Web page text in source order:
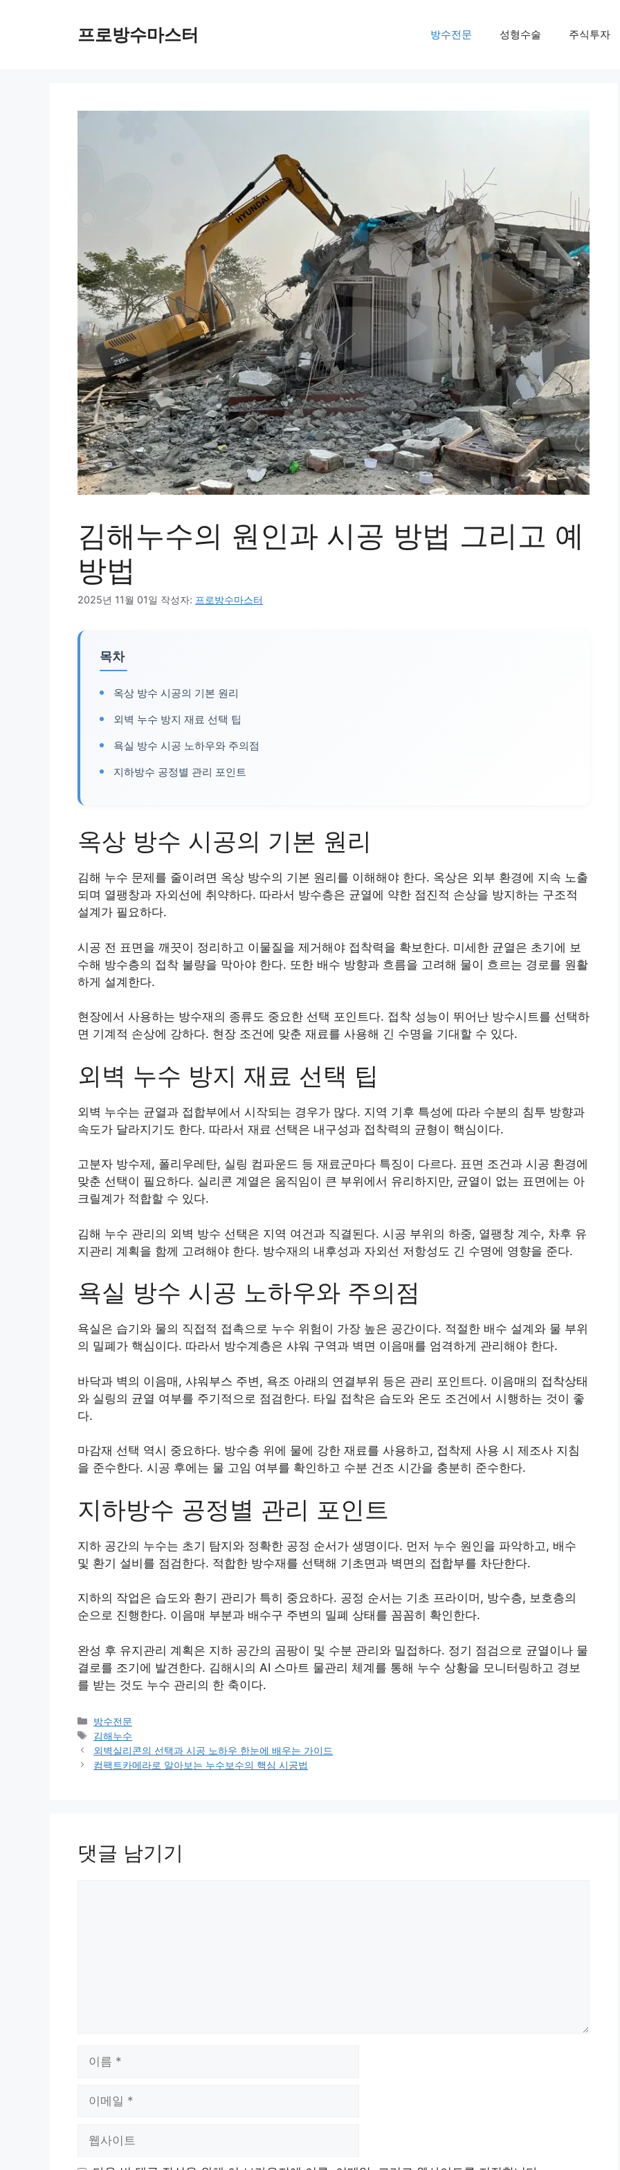
프로방수마스터 방수전문 성형수술 주식투자
김해누수의 원인과 시공 방법 그리고 예
방법
2025년 11월 01일 작성자: 프로방수마스터
목차
옥상 방수 시공의 기본 원리
외벽 누수 방지 재료 선택 팁
욕실 방수 시공 노하우와 주의점
지하방수 공정별 관리 포인트
옥상 방수 시공의 기본 원리
김해 누수 문제를 줄이려면 옥상 방수의 기본 원리를 이해해야 한다. 옥상은 외부 환경에 지속 노출
되며 열팽창과 자외선에 취약하다. 따라서 방수층은 균열에 약한 점진적 손상을 방지하는 구조적
설계가 필요하다.
시공 전 표면을 깨끗이 정리하고 이물질을 제거해야 접착력을 확보한다. 미세한 균열은 초기에 보
수해 방수층의 접착 불량을 막아야 한다. 또한 배수 방향과 흐름을 고려해 물이 흐르는 경로를 원활
하게 설계한다.
현장에서 사용하는 방수재의 종류도 중요한 선택 포인트다. 접착 성능이 뛰어난 방수시트를 선택하
면 기계적 손상에 강하다. 현장 조건에 맞춘 재료를 사용해 긴 수명을 기대할 수 있다.
외벽 누수 방지 재료 선택 팁
외벽 누수는 균열과 접합부에서 시작되는 경우가 많다. 지역 기후 특성에 따라 수분의 침투 방향과
속도가 달라지기도 한다. 따라서 재료 선택은 내구성과 접착력의 균형이 핵심이다.
고분자 방수제, 폴리우레탄, 실링 컴파운드 등 재료군마다 특징이 다르다. 표면 조건과 시공 환경에
맞춘 선택이 필요하다. 실리콘 계열은 움직임이 큰 부위에서 유리하지만, 균열이 없는 표면에는 아
크릴계가 적합할 수 있다.
김해 누수 관리의 외벽 방수 선택은 지역 여건과 직결된다. 시공 부위의 하중, 열팽창 계수, 차후 유
지관리 계획을 함께 고려해야 한다. 방수재의 내후성과 자외선 저항성도 긴 수명에 영향을 준다.
욕실 방수 시공 노하우와 주의점
욕실은 습기와 물의 직접적 접촉으로 누수 위험이 가장 높은 공간이다. 적절한 배수 설계와 물 부위
의 밀폐가 핵심이다. 따라서 방수계층은 샤워 구역과 벽면 이음매를 엄격하게 관리해야 한다.
바닥과 벽의 이음매, 샤워부스 주변, 욕조 아래의 연결부위 등은 관리 포인트다. 이음매의 접착상태
와 실링의 균열 여부를 주기적으로 점검한다. 타일 접착은 습도와 온도 조건에서 시행하는 것이 좋
다.
마감재 선택 역시 중요하다. 방수층 위에 물에 강한 재료를 사용하고, 접착제 사용 시 제조사 지침
을 준수한다. 시공 후에는 물 고임 여부를 확인하고 수분 건조 시간을 충분히 준수한다.
지하방수 공정별 관리 포인트
지하 공간의 누수는 초기 탐지와 정확한 공정 순서가 생명이다. 먼저 누수 원인을 파악하고, 배수
및 환기 설비를 점검한다. 적합한 방수재를 선택해 기초면과 벽면의 접합부를 차단한다.
지하의 작업은 습도와 환기 관리가 특히 중요하다. 공정 순서는 기초 프라이머, 방수층, 보호층의
순으로 진행한다. 이음매 부분과 배수구 주변의 밀폐 상태를 꼼꼼히 확인한다.
완성 후 유지관리 계획은 지하 공간의 곰팡이 및 수분 관리와 밀접하다. 정기 점검으로 균열이나 물
결로를 조기에 발견한다. 김해시의 AI 스마트 물관리 체계를 통해 누수 상황을 모니터링하고 경보
를 받는 것도 누수 관리의 한 축이다.
카
테
고
리
방수전문
태
그
김해누수
외벽실리콘의 선택과 시공 노하우 한눈에 배우는 가이드
컴팩트카메라로 알아보는 누수보수의 핵심 시공법
댓글 남기기
이